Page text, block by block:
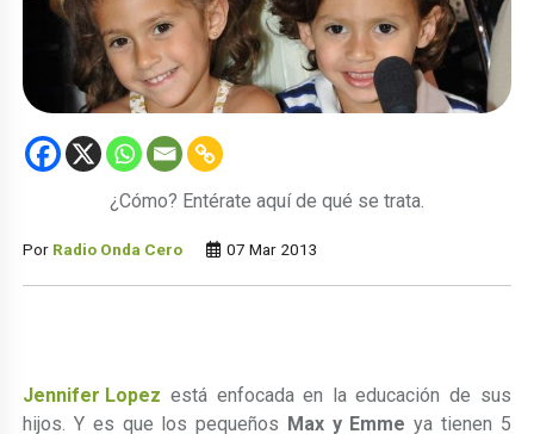
¿Cómo? Entérate aquí de qué se trata.
Por Radio Onda Cero 07 Mar 2013
Jennifer Lopez está enfocada en la educación de sus
hijos. Y es que los pequeños Max y Emme ya tienen 5